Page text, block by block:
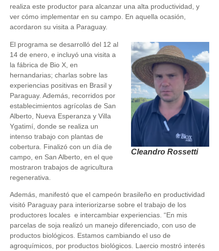
realiza este productor para alcanzar una alta productividad, y
ver cómo implementar en su campo. En aquella ocasión,
acordaron su visita a Paraguay.
Cleandro Rossetti
El programa se desarrolló del 12 al
14 de enero, e incluyó una visita a
la fábrica de Bio X, en
hernandarias; charlas sobre las
experiencias positivas en Brasil y
Paraguay. Además, recorridos por
establecimientos agrícolas de San
Alberto, Nueva Esperanza y Villa
Ygatimí, donde se realiza un
intenso trabajo con plantas de
cobertura. Finalizó con un día de
campo, en San Alberto, en el que
mostraron trabajos de agricultura
regenerativa.
Además, manifestó que el campeón brasileño en productividad
visitó Paraguay para interiorizarse sobre el trabajo de los
productores locales e intercambiar experiencias. “En mis
parcelas de soja realizó un manejo diferenciado, con uso de
productos biológicos. Estamos cambiando el uso de
agroquímicos, por productos biológicos. Laercio mostró interés